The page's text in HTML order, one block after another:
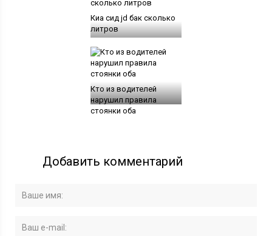
Киа сид jd бак сколько
литров
Кто из водителей
нарушил правила
стоянки оба
Добавить комментарий